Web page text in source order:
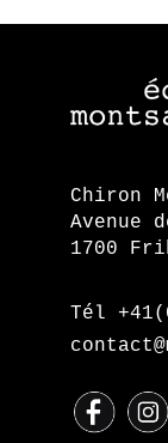
Chiron
Avenue
1700
Tél